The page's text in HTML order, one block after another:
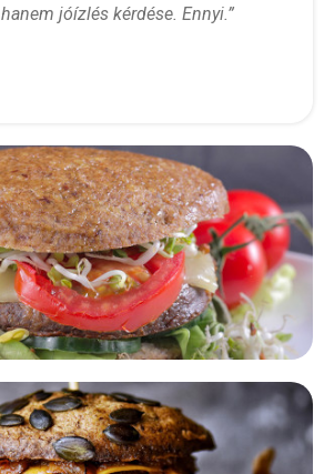
jóízlés kérdése. Ennyi.”